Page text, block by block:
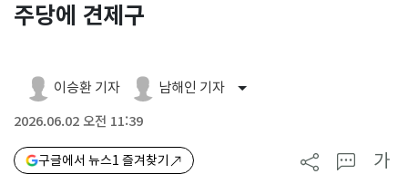
주당에 견제구
이승환 기자 남해인 기자
2026.06.02 오전 11:39
구글에서 뉴스1 즐겨찾기 가